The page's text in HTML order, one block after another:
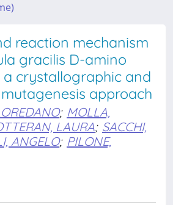
reaction mechanism
gracilis D-amino
a crystallographic and
approach
; MOLLA,
LAURA; SACCHI,
ANGELO; PILONE,